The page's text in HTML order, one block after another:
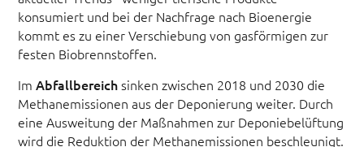
konsumiert und bei der Nachfrage nach Bioenergie
kommt es zu einer Verschiebung von gasförmigen zur
festen Biobrennstoffen.
ImAbfallbereichsinken zwischen 2018 und 2030 die
Methanemissionen aus der Deponierung weiter. Durch
eine Ausweitung der Maßnahmen zur Deponiebelüftung
wird die Reduktion der Methanemissionen beschleunigt.